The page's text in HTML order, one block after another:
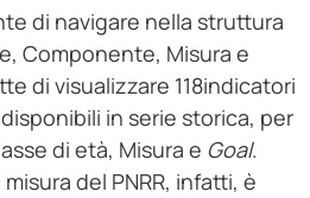
di navigare nella struttura
Componente, Misura e
di visualizzare 118indicatori
in serie storica, per
di età, Misura e Goal.
del PNRR, infatti, è